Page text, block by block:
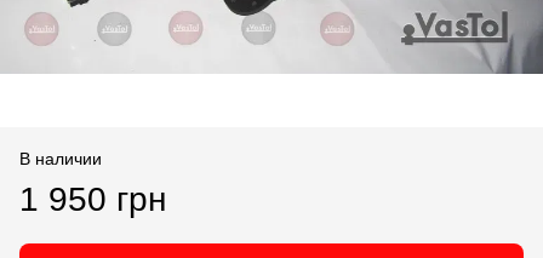
В наличии
1 950 грн